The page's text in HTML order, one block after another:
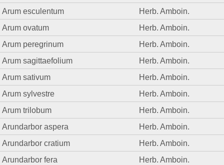
Arum esculentum
Herb. Amboin.
Arum ovatum
Herb. Amboin.
Arum peregrinum
Herb. Amboin.
Arum sagittaefolium
Herb. Amboin.
Arum sativum
Herb. Amboin.
Arum sylvestre
Herb. Amboin.
Arum trilobum
Herb. Amboin.
Arundarbor aspera
Herb. Amboin.
Arundarbor cratium
Herb. Amboin.
Arundarbor fera
Herb. Amboin.